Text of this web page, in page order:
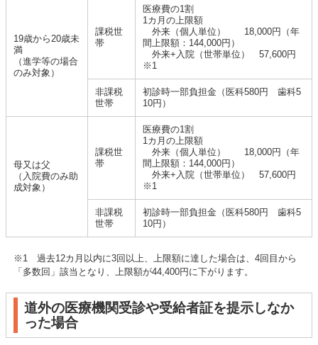
19歳から20歳未
満
（進学等の場合
のみ対象）
課税世
帯
医療費の1割
1カ月の上限額
外来（個人単位） 18,000円（年
間上限額：144,000円）
外来+入院（世帯単位） 57,600円
※1
非課税
世帯
初診時一部負担金（医科580円 歯科5
10円）
母又は父
（入院費のみ助
成対象）
課税世
帯
医療費の1割
1カ月の上限額
外来（個人単位） 18,000円（年
間上限額：144,000円）
外来+入院（世帯単位） 57,600円
※1
非課税
世帯
初診時一部負担金（医科580円 歯科5
10円）
※1 過去12カ月以内に3回以上、上限額に達した場合は、4回目から
「多数回」該当となり、上限額が44,400円に下がります。
道外の医療機関受診や受給者証を提示しなか
った場合